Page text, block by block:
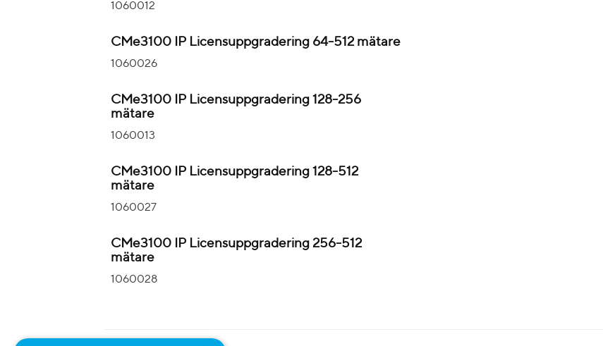
1060012
CMe3100 IP Licensuppgradering 64-512 mätare
1060026
CMe3100 IP Licensuppgradering 128-256
mätare
1060013
CMe3100 IP Licensuppgradering 128-512
mätare
1060027
CMe3100 IP Licensuppgradering 256-512
mätare
1060028